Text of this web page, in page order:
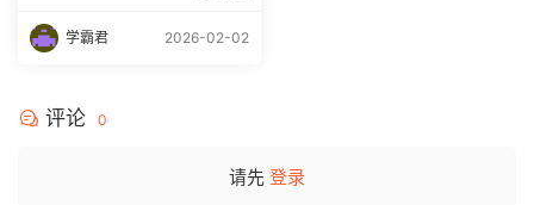
学霸君 2026-02-02
评论 0
请先 登录